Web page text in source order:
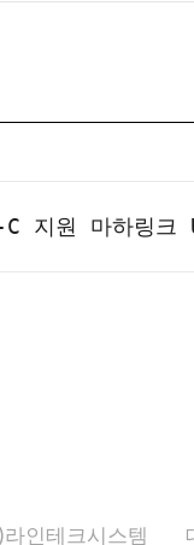
C 지원 마하링
라인테크시스템